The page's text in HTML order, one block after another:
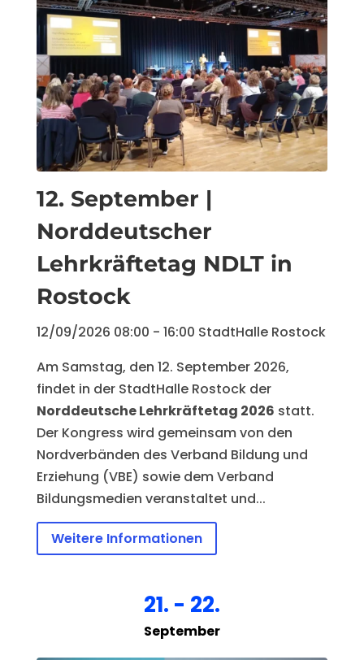
12. September |
Norddeutscher
Lehrkräftetag NDLT in
Rostock
12/09/2026 08:00 - 16:00 StadtHalle Rostock
Am Samstag, den 12. September 2026,
findet in der StadtHalle Rostock der
Norddeutsche Lehrkräftetag 2026 statt.
Der Kongress wird gemeinsam von den
Nordverbänden des Verband Bildung und
Erziehung (VBE) sowie dem Verband
Bildungsmedien veranstaltet und...
Weitere Informationen
21. - 22.
September